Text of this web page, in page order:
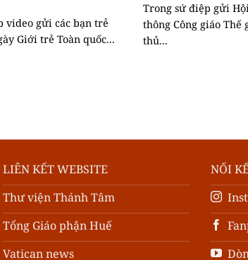
video gửi các bạn trẻ
Giới trẻ Toàn quốc...
Trong sứ điệp gửi
thông Công giáo Thế
thủ...
LIÊN KẾT WEBSITE
Thư viện Thánh Tâm
Tổng Giáo phận Huế
Vatican news
NỐI